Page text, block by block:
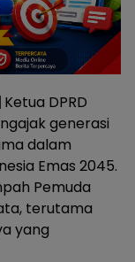
Ketua DPRD
generasi
dalam
Emas 2045.
Pemuda
terutama
yang